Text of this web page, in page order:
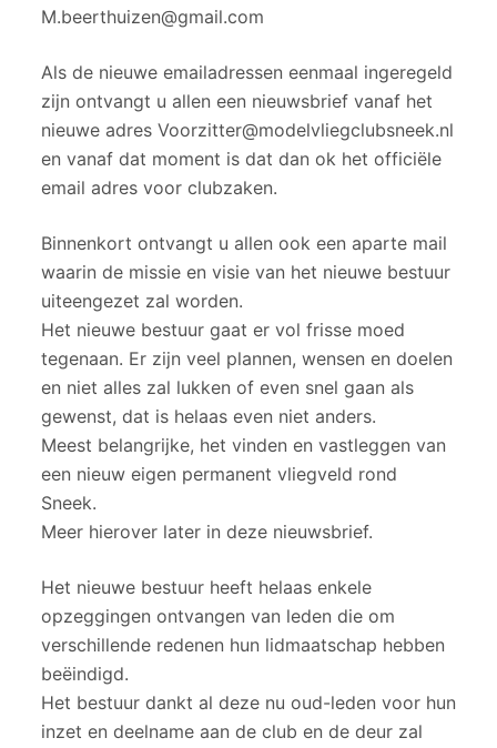
M.beerthuizen@gmail.com
Als de nieuwe emailadressen eenmaal ingeregeld
zijn ontvangt u allen een nieuwsbrief vanaf het
nieuwe adres Voorzitter@modelvliegclubsneek.nl
en vanaf dat moment is dat dan ok het officiële
email adres voor clubzaken.
Binnenkort ontvangt u allen ook een aparte mail
waarin de missie en visie van het nieuwe bestuur
uiteengezet zal worden.
Het nieuwe bestuur gaat er vol frisse moed
tegenaan. Er zijn veel plannen, wensen en doelen
en niet alles zal lukken of even snel gaan als
gewenst, dat is helaas even niet anders.
Meest belangrijke, het vinden en vastleggen van
een nieuw eigen permanent vliegveld rond
Sneek.
Meer hierover later in deze nieuwsbrief.
Het nieuwe bestuur heeft helaas enkele
opzeggingen ontvangen van leden die om
verschillende redenen hun lidmaatschap hebben
beëindigd.
Het bestuur dankt al deze nu oud-leden voor hun
inzet en deelname aan de club en de deur zal